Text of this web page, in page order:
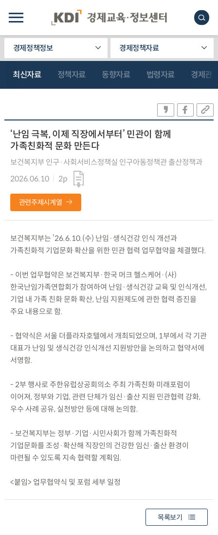
경제정책정보 경제정책자료
최신자료 정책자료 동향자료 법령자료 경제관
‘난임 극복, 이제 직장에서부터’ 민관이 함께
가족친화적 문화 만든다
보건복지부 인구·사회서비스정책실 인구아동정책관 출산정책과
2026.06.10
2p
관련주제시계열
보건복지부는 ’26.6.10.(수) 난임·생식건강 인식 개선과
가족친화적 기업문화 확산을 위한 민관 협력 업무협약을 체결했다.
- 이번 업무협약은 보건복지부·한국 머크 헬스케어·(사)
한국난임가족연합회가 참여하여 난임·생식건강 교육 및 인식개선,
기업 내 가족 친화 문화 확산, 난임 지원제도에 관한 협력 증진을
주요 내용으로 함.
- 협약식은 서울 더플라자호텔에서 개최되었으며, 1부에서 각 기관
대표가 난임 및 생식건강 인식개선 지원방안을 논의하고 협약서에
서명함.
- 2부 행사로 주한유럽상공회의소 주최 가족친화 미래포럼이
이어져, 정부와 기업, 관련 단체가 임신·출산 지원 민관협력 강화,
우수 사례 공유, 실천방안 등에 대해 논의함.
- 보건복지부는 정부·기업·시민사회가 함께 가족친화적
기업문화를 조성·확산해 직장인의 건강한 임신·출산 환경이
마련될 수 있도록 지속 협력할 계획임.
<붙임> 업무협약식 및 포럼 세부 일정
목록보기